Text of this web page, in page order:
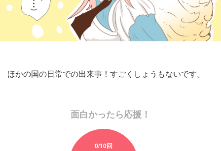
ほかの国の日常での出来事！すごくしょうもないです。
面白かったら応援！
0/10回